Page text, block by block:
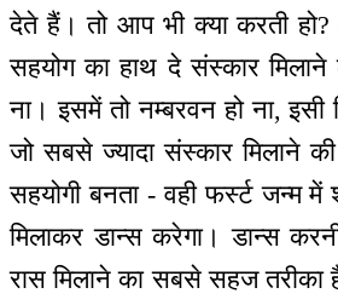
देते हैं। तो आप भी क्या करती
सहयोग का हाथ दे संस्कार मिलाने
ना। इसमें तो नम्बरवन हो ना,
जो सबसे ज्यादा संस्कार मिलाने
सहयोगी बनता - वही फर्स्ट जन्म
मिलाकर डान्स करेगा। डान्स
रास मिलाने का सबसे सहज तरीका